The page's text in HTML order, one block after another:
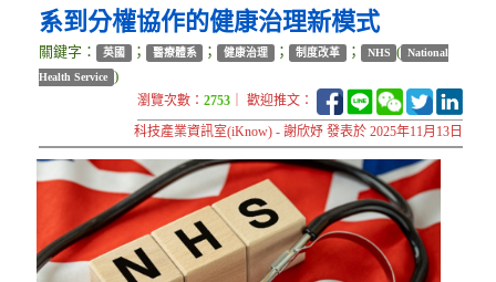
系到分權協作的健康治理新模式
關鍵字： 英國 ； 醫療體系 ； 健康治理 ； 制度改革 ； NHS ( National
Health Service )
瀏覽次數：2753 ｜ 歡迎推文：
科技產業資訊室(iKnow) - 謝欣妤 發表於 2025年11月13日